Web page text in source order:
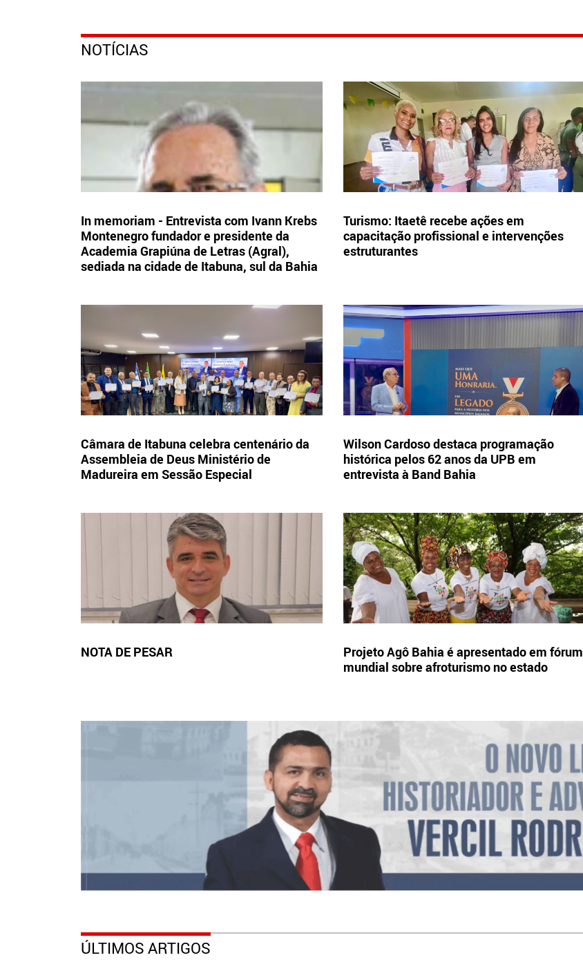
NOTÍCIAS
In memoriam - Entrevista com Ivann Krebs
Montenegro fundador e presidente da
Academia Grapiúna de Letras (Agral),
sediada na cidade de Itabuna, sul da Bahia
Turismo: Itaetê recebe ações em
capacitação profissional e intervenções
estruturantes
Câmara de Itabuna celebra centenário da
Assembleia de Deus Ministério de
Madureira em Sessão Especial
Wilson Cardoso destaca programação
histórica pelos 62 anos da UPB em
entrevista à Band Bahia
NOTA DE PESAR
Projeto Agô Bahia é apresentado em fórum
mundial sobre afroturismo no estado
ÚLTIMOS ARTIGOS